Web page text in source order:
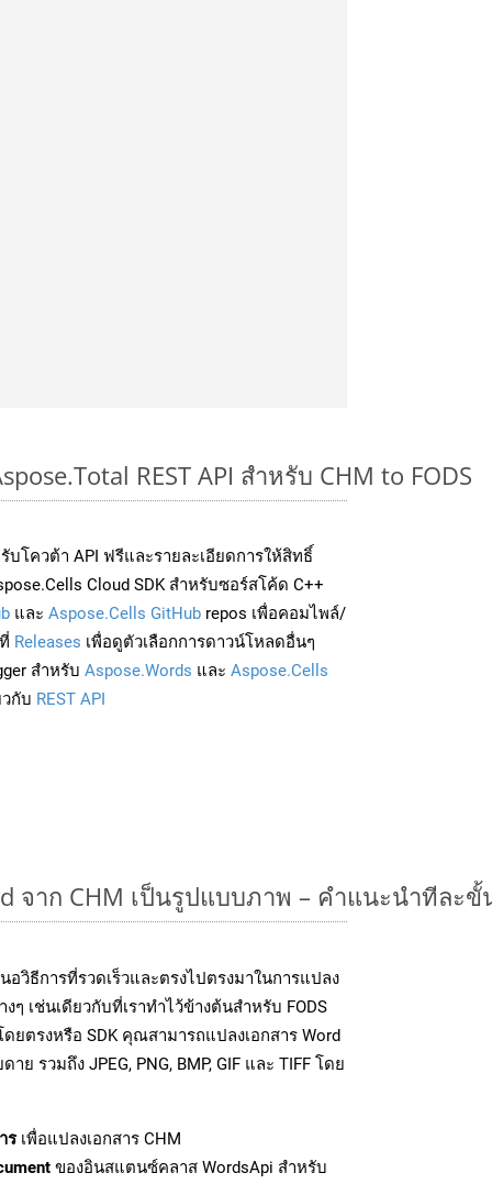
REST API สำหรับ CHM to FODS
รับโควต้า API ฟรีและรายละเอียดการให้สิทธิ์
Cloud SDK สำหรับซอร์สโค้ด C++
และ Aspose.Cells GitHub repos เพื่อคอมไพล์/
Releases เพื่อดูตัวเลือกการดาวน์โหลดอื่นๆ
สำหรับ Aspose.Words และ Aspose.Cells
กับ REST API
จาก CHM เป็นรูปแบบภาพ – คำแนะนำทีละ
อวิธีการที่รวดเร็วและตรงไปตรงมาในการแปลง
ๆ เช่นเดียวกับที่เราทำไว้ข้างต้นสำหรับ FODS
ดยตรงหรือ SDK คุณสามารถแปลงเอกสาร Word
ย รวมถึง JPEG, PNG, BMP, GIF และ TIFF โดย
รเพื่อแปลงเอกสาร CHM
ของอินสแตนซ์คลาส WordsApi สำหรับ